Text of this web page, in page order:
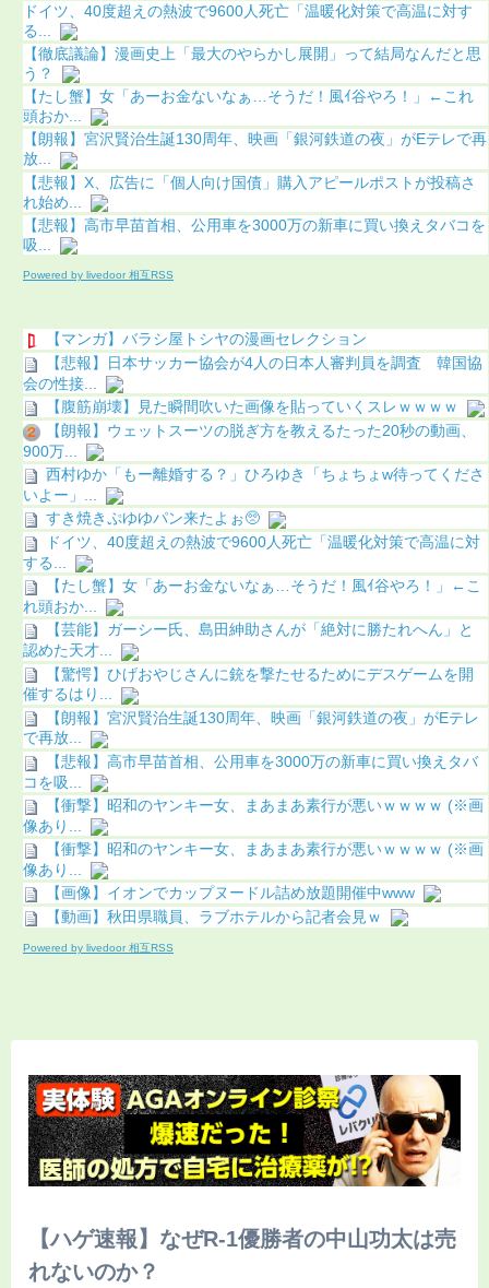
ドイツ、40度超えの熱波で9600人死亡「温暖化対策で高温に対す
る...
【徹底議論】漫画史上「最大のやらかし展開」って結局なんだと思
う？
【たし蟹】女「あーお金ないなぁ…そうだ！風ｲ谷やろ！」←これ
頭おか...
【朗報】宮沢賢治生誕130周年、映画「銀河鉄道の夜」がEテレで再
放...
【悲報】X、広告に「個人向け国債」購入アピールポストが投稿さ
れ始め...
【悲報】高市早苗首相、公用車を3000万の新車に買い換えタバコを
吸...
Powered by livedoor 相互RSS
【マンガ】バラシ屋トシヤの漫画セレクション
【悲報】日本サッカー協会が4人の日本人審判員を調査 韓国協
会の性接...
【腹筋崩壊】見た瞬間吹いた画像を貼っていくスレｗｗｗｗ
【朗報】ウェットスーツの脱ぎ方を教えるたった20秒の動画、
900万...
西村ゆか「もー離婚する？」ひろゆき「ちょちょw待ってくださ
いよー」...
すき焼きぷゆゆパン来たよぉ🥺
ドイツ、40度超えの熱波で9600人死亡「温暖化対策で高温に対
する...
【たし蟹】女「あーお金ないなぁ…そうだ！風ｲ谷やろ！」←こ
れ頭おか...
【芸能】ガーシー氏、島田紳助さんが「絶対に勝たれへん」と
認めた天才...
【驚愕】ひげおやじさんに銃を撃たせるためにデスゲームを開
催するはり...
【朗報】宮沢賢治生誕130周年、映画「銀河鉄道の夜」がEテレ
で再放...
【悲報】高市早苗首相、公用車を3000万の新車に買い換えタバ
コを吸...
【衝撃】昭和のヤンキー女、まあまあ素行が悪いｗｗｗｗ (※画
像あり...
【衝撃】昭和のヤンキー女、まあまあ素行が悪いｗｗｗｗ (※画
像あり...
【画像】イオンでカップヌードル詰め放題開催中www
【動画】秋田県職員、ラブホテルから記者会見ｗ
Powered by livedoor 相互RSS
【ハゲ速報】なぜR-1優勝者の中山功太は売
れないのか？